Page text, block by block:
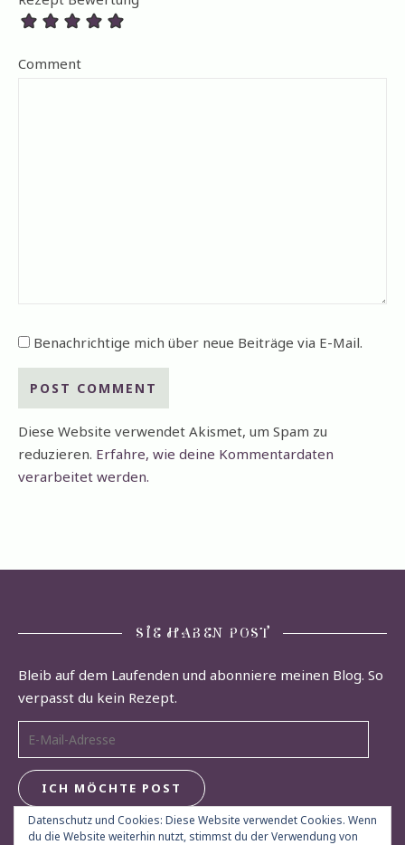
Comment
Benachrichtige mich über neue Beiträge via E-Mail.
Diese Website verwendet Akismet, um Spam zu
reduzieren. Erfahre, wie deine Kommentardaten
verarbeitet werden.
SIE HABEN POST
Bleib auf dem Laufenden und abonniere meinen Blog. So
verpasst du kein Rezept.
E-Mail-Adresse
ICH MÖCHTE POST
Datenschutz und Cookies: Diese Website verwendet Cookies. Wenn
du die Website weiterhin nutzt, stimmst du der Verwendung von